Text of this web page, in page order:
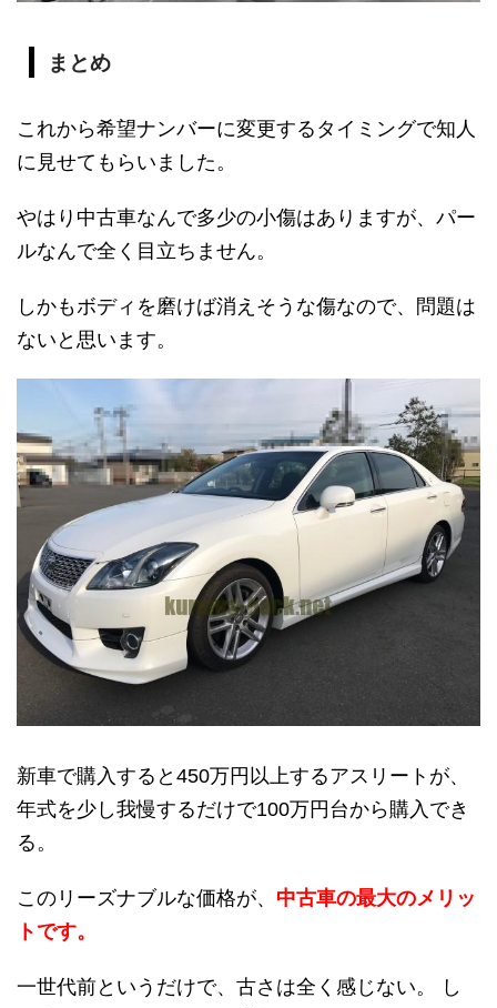
まとめ
これから希望ナンバーに変更するタイミングで知人
に見せてもらいました。
やはり中古車なんで多少の小傷はありますが、パー
ルなんで全く目立ちません。
しかもボディを磨けば消えそうな傷なので、問題は
ないと思います。
新車で購入すると450万円以上するアスリートが、
年式を少し我慢するだけで100万円台から購入でき
る。
このリーズナブルな価格が、 中古車の最大のメリッ
トです。
一世代前というだけで、古さは全く感じない。 し